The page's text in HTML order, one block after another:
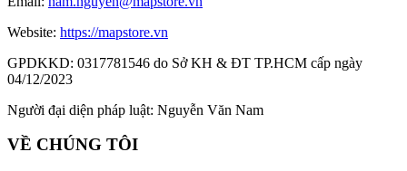
Website: https://mapstore.vn
GPDKKD: 0317781546 do Sở KH & ĐT TP.HCM cấp ngày
04/12/2023
Người đại diện pháp luật: Nguyễn Văn Nam
VỀ CHÚNG TÔI